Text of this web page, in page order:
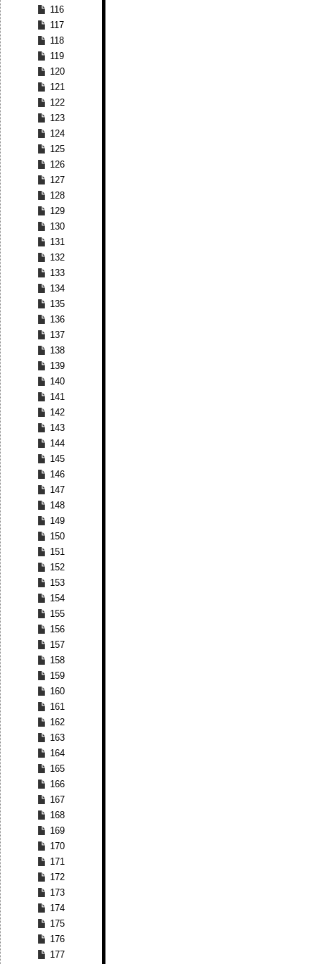
116
117
118
119
120
121
122
123
124
125
126
127
128
129
130
131
132
133
134
135
136
137
138
139
140
141
142
143
144
145
146
147
148
149
150
151
152
153
154
155
156
157
158
159
160
161
162
163
164
165
166
167
168
169
170
171
172
173
174
175
176
177